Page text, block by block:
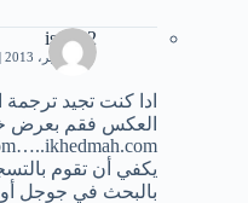
issam2
17 سبتمبر، 2013 | 7:24 م
ادا كنت تجيد ترجمة
العكس فقم بعرض
يكفي أن تقوم
بالبحث في جوجل أو